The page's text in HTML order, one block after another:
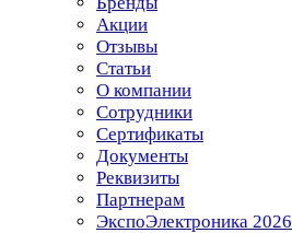
Акции
Отзывы
Статьи
О компании
Сотрудники
Сертификаты
Документы
Реквизиты
Партнерам
ЭкспоЭлектроника 2026